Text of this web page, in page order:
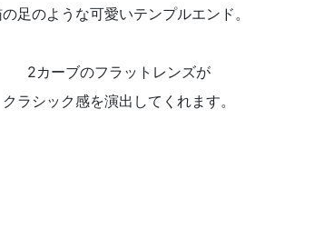
足のような可愛いテンプルエンド。
2カーブのフラットレンズが
クラシック感を演出してくれます。